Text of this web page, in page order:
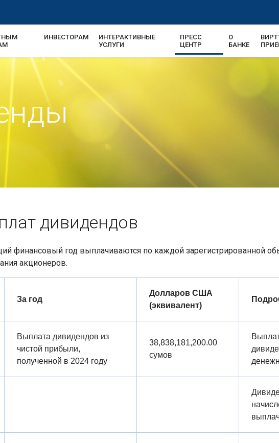
ИНВЕСТОРАМ
ИНТЕРАКТИВНЫЕ
УСЛУГИ
ПРЕСС
ЦЕНТР
О
БАНКЕ
дивидендов
финансовый год выплачиваются по каждой зарегистрированной
акционеров.
За год
Долларов США
(эквивалент)
Выплата дивидендов из
чистой прибыли,
полученной в 2024 году
38,838,181,200.00
сумов